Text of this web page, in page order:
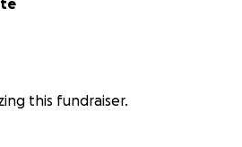
this fundraiser.